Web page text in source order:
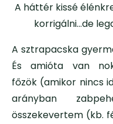
A háttér kissé
korrigálni…de
A sztrapacska
És amióta van
főzök (amikor nincs
arányban
összekevertem (kb.